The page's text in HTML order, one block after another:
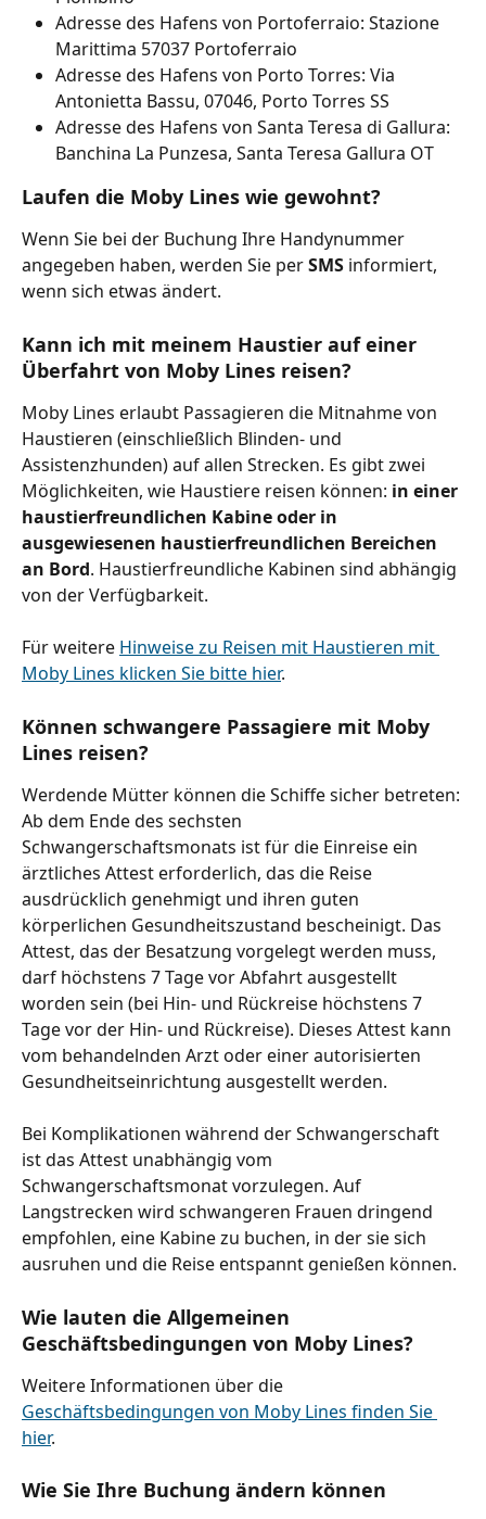
Adresse des Hafens von Portoferraio: Stazione
Marittima 57037 Portoferraio
Adresse des Hafens von Porto Torres: Via
Antonietta Bassu, 07046, Porto Torres SS
Adresse des Hafens von Santa Teresa di Gallura:
Banchina La Punzesa, Santa Teresa Gallura OT
Laufen die Moby Lines wie gewohnt?
Wenn Sie bei der Buchung Ihre Handynummer
angegeben haben, werden Sie per SMS informiert,
wenn sich etwas ändert.
Kann ich mit meinem Haustier auf einer
Überfahrt von Moby Lines reisen?
Moby Lines erlaubt Passagieren die Mitnahme von
Haustieren (einschließlich Blinden- und
Assistenzhunden) auf allen Strecken. Es gibt zwei
Möglichkeiten, wie Haustiere reisen können: in einer
haustierfreundlichen Kabine oder in
ausgewiesenen haustierfreundlichen Bereichen
an Bord. Haustierfreundliche Kabinen sind abhängig
von der Verfügbarkeit.
Für weitere Hinweise zu Reisen mit Haustieren mit
Moby Lines klicken Sie bitte hier.
Können schwangere Passagiere mit Moby
Lines reisen?
Werdende Mütter können die Schiffe sicher betreten:
Ab dem Ende des sechsten
Schwangerschaftsmonats ist für die Einreise ein
ärztliches Attest erforderlich, das die Reise
ausdrücklich genehmigt und ihren guten
körperlichen Gesundheitszustand bescheinigt. Das
Attest, das der Besatzung vorgelegt werden muss,
darf höchstens 7 Tage vor Abfahrt ausgestellt
worden sein (bei Hin- und Rückreise höchstens 7
Tage vor der Hin- und Rückreise). Dieses Attest kann
vom behandelnden Arzt oder einer autorisierten
Gesundheitseinrichtung ausgestellt werden.
Bei Komplikationen während der Schwangerschaft
ist das Attest unabhängig vom
Schwangerschaftsmonat vorzulegen. Auf
Langstrecken wird schwangeren Frauen dringend
empfohlen, eine Kabine zu buchen, in der sie sich
ausruhen und die Reise entspannt genießen können.
Wie lauten die Allgemeinen
Geschäftsbedingungen von Moby Lines?
Weitere Informationen über die
Geschäftsbedingungen von Moby Lines finden Sie
hier.
Wie Sie Ihre Buchung ändern können